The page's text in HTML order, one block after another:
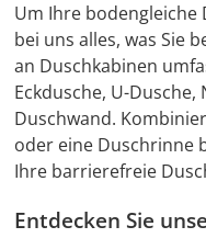
Um Ihre bodengleiche
bei uns alles, was Sie
an Duschkabinen
Eckdusche, U-
Duschwand.
oder eine Duschrinne
Ihre barrierefreie
Entdecken Sie